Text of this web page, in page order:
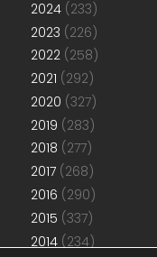
2024 (233)
2023 (226)
2022 (258)
2021 (292)
2020 (327)
2019 (283)
2018 (277)
2017 (268)
2016 (290)
2015 (337)
2014 (234)